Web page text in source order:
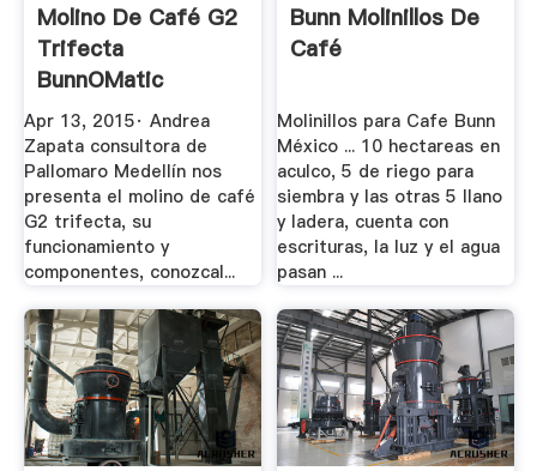
Molino De Café G2
Trifecta
BunnOMatic
Pallomaro ...
Apr 13, 2015· Andrea
Zapata consultora de
Pallomaro Medellín nos
presenta el molino de café
G2 trifecta, su
funcionamiento y
componentes, conozcal...
Bunn Molinillos De
Café
Molinillos para Cafe Bunn
México ... 10 hectareas en
aculco, 5 de riego para
siembra y las otras 5 llano
y ladera, cuenta con
escrituras, la luz y el agua
pasan ...